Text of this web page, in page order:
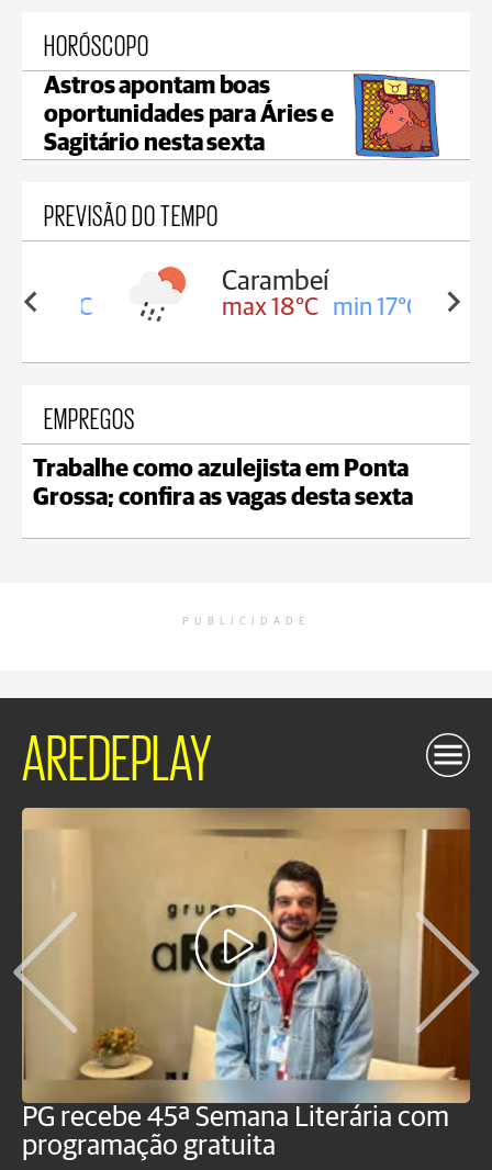
HORÓSCOPO
Astros apontam boas
oportunidades para Áries e
Sagitário nesta sexta
PREVISÃO DO TEMPO
18°C
Carambeí
max 18°C min 17°C
EMPREGOS
Trabalhe como azulejista em Ponta
Grossa; confira as vagas desta sexta
PUBLICIDADE
AREDEPLAY
PG recebe 45ª Semana Literária com
programação gratuita